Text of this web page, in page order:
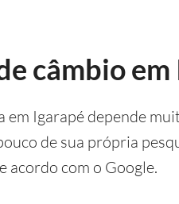
câmbio
Igarapé depende
de sua própria
acordo com o Google.